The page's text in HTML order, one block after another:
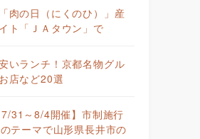
肉の日（にくのひ）」産
ト「ＪＡタウン」で
いランチ！京都名物グル
店など20選
7/31～8/4開催】市制施行
テーマで山形県長井市の